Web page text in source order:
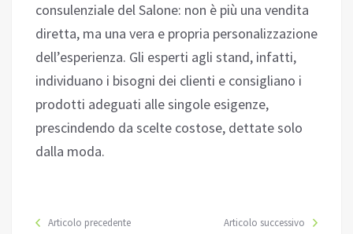
consulenziale del Salone: non è più una vendita
diretta, ma una vera e propria personalizzazione
dell’esperienza. Gli esperti agli stand, infatti,
individuano i bisogni dei clienti e consigliano i
prodotti adeguati alle singole esigenze,
prescindendo da scelte costose, dettate solo
dalla moda.
Articolo precedente Articolo successivo